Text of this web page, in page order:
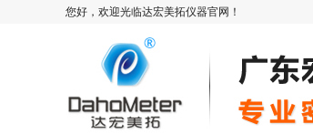
您好，欢迎光临达宏美拓仪器官网！